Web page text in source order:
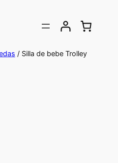
/ Silla de bebe Trolley